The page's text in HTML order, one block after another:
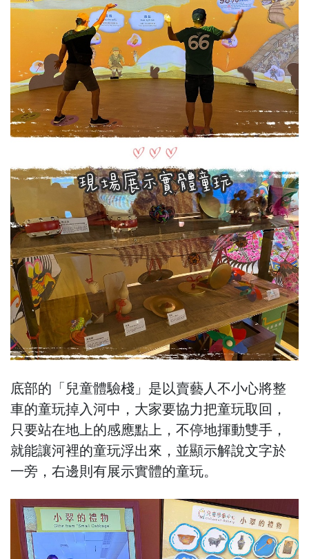
底部的「兒童體驗棧」是以賣藝人不小心將整
車的童玩掉入河中，大家要協力把童玩取回，
只要站在地上的感應點上，不停地揮動雙手，
就能讓河裡的童玩浮出來，並顯示解說文字於
一旁，右邊則有展示實體的童玩。